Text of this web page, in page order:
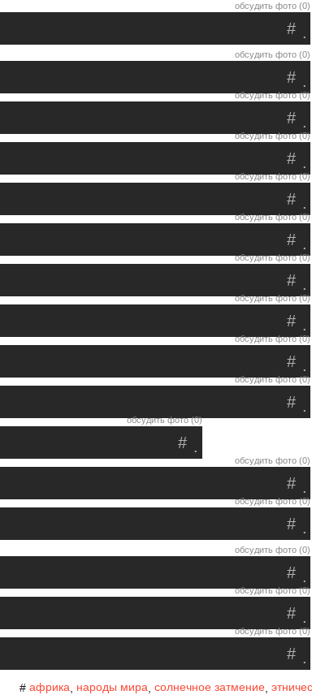
обсудить фото (0)
.
#
обсудить фото (0)
.
#
обсудить фото (0)
.
#
обсудить фото (0)
.
#
обсудить фото (0)
.
#
обсудить фото (0)
.
#
обсудить фото (0)
.
#
обсудить фото (0)
.
#
обсудить фото (0)
.
#
обсудить фото (0)
.
#
обсудить фото (0)
.
#
обсудить фото (0)
.
#
обсудить фото (0)
.
#
обсудить фото (0)
.
#
обсудить фото (0)
.
#
обсудить фото (0)
.
#
# африка народы мира солнечное затмение